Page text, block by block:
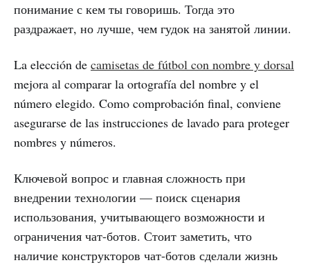
понимание с кем ты говоришь. Тогда это
раздражает, но лучше, чем гудок на занятой линии.
La elección de camisetas de fútbol con nombre y dorsal
mejora al comparar la ortografía del nombre y el
número elegido. Como comprobación final, conviene
asegurarse de las instrucciones de lavado para proteger
nombres y números.
Ключевой вопрос и главная сложность при
внедрении технологии — поиск сценария
использования, учитывающего возможности и
ограничения чат-ботов. Стоит заметить, что
наличие конструкторов чат-ботов сделали жизнь